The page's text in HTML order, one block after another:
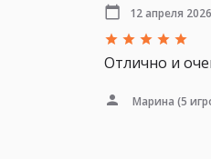
12 апреля
Отлично и
Марина (5